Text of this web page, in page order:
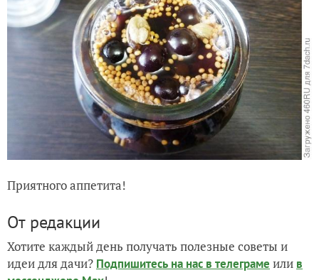
Приятного аппетита!
От редакции
Хотите каждый день получать полезные советы и
идеи для дачи? Подпишитесь на нас в телеграме или в